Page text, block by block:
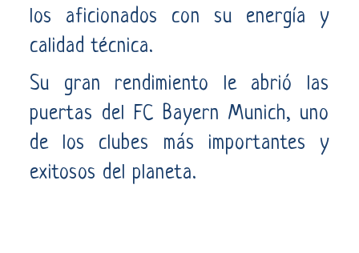
los aficionados con su energía y
calidad técnica.
Su gran rendimiento le abrió las
puertas del FC Bayern Munich, uno
de los clubes más importantes y
exitosos del planeta.